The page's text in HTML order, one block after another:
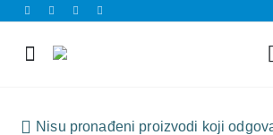
Nisu pronađeni proizvodi koji